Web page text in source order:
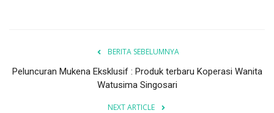
BERITA SEBELUMNYA
Peluncuran Mukena Eksklusif : Produk terbaru Koperasi Wanita
Watusima Singosari
NEXT ARTICLE